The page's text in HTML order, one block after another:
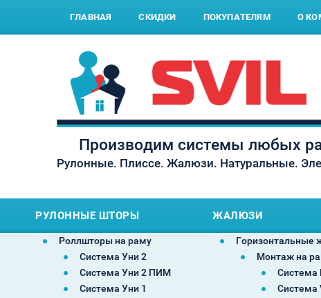
ГЛАВНАЯ СКИДКИ ПОКУПАТЕЛЯМ О
Производим системы любых
Рулонные. Плиссе. Жалюзи. Натуральные.
РУЛОННЫЕ ШТОРЫ
Роллшторы на раму
Система Уни 2
Система Уни 2 ПИМ
Система Уни 1
ЖАЛЮЗИ
Горизонтальные
Монтаж на
Система
Система